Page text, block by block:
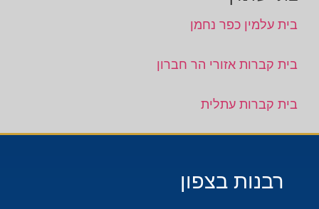
בית עלמין כפר נחמן
בית קברות אזורי הר חברון
בית קברות עתלית
רבנות בצפון